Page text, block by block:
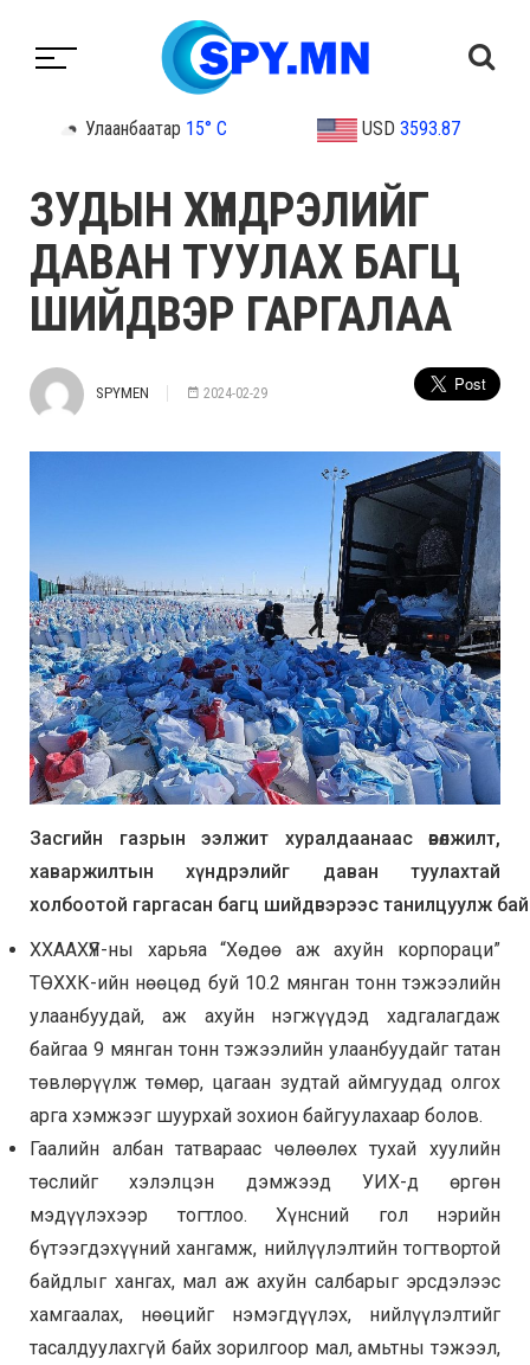
Улаанбаатар 15° C USD 3593.87
ЗУДЫН ХҮНДРЭЛИЙГ
ДАВАН ТУУЛАХ БАГЦ
ШИЙДВЭР ГАРГАЛАА
SPYMEN 2024-02-29
Засгийн газрын ээлжит хуралдаанаас өвөлжилт,
хаваржилтын хүндрэлийг даван туулахтай
холбоотой гаргасан багц шийдвэрээс танилцуулж
ХХААХҮЯ-ны харьяа “Хөдөө аж ахуйн корпораци”
ТӨХХК-ийн нөөцөд буй 10.2 мянган тонн тэжээлийн
улаанбуудай, аж ахуйн нэгжүүдэд хадгалагдаж
байгаа 9 мянган тонн тэжээлийн улаанбуудайг татан
төвлөрүүлж төмөр, цагаан зудтай аймгуудад олгох
арга хэмжээг шуурхай зохион байгуулахаар болов.
Гаалийн албан татвараас чөлөөлөх тухай хуулийн
төслийг хэлэлцэн дэмжээд УИХ-д өргөн
мэдүүлэхээр тогтлоо. Хүнсний гол нэрийн
бүтээгдэхүүний хангамж, нийлүүлэлтийн тогтвортой
байдлыг хангах, мал аж ахуйн салбарыг эрсдэлээс
хамгаалах, нөөцийг нэмэгдүүлэх, нийлүүлэлтийг
тасалдуулахгүй байх зорилгоор мал, амьтны тэжээл,